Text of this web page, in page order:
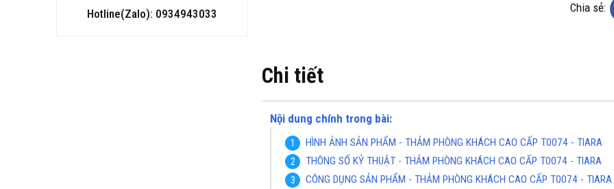
Hotline(Zalo): 0934943033 Hotline(Zalo): 0934943033
Chia sẻ:
Chi tiết
Nội dung chính trong bài:
HÌNH ẢNH SẢN PHẨM - THẢM PHÒNG KHÁCH CAO CẤP T0074 - TIARA
THÔNG SỐ KỶ THUẬT - THẢM PHÒNG KHÁCH CAO CẤP T0074 - TIARA
CÔNG DỤNG SẢN PHẨM - THẢM PHÒNG KHÁCH CAO CẤP T0074 - TIARA